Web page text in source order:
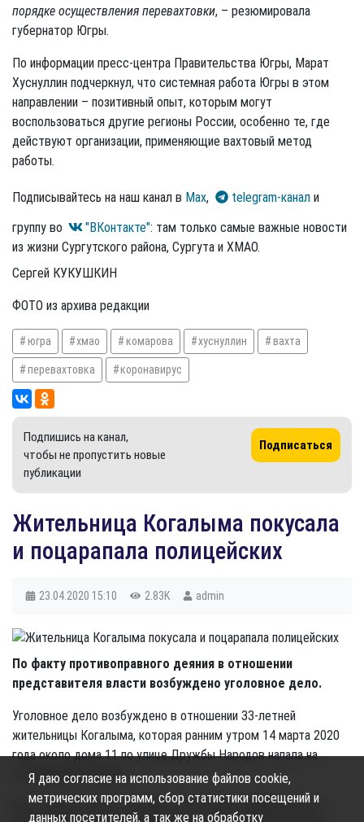
порядке осуществления перевахтовки, – резюмировала
губернатор Югры.
По информации пресс-центра Правительства Югры, Марат
Хуснуллин подчеркнул, что системная работа Югры в этом
направлении – позитивный опыт, которым могут
воспользоваться другие регионы России, особенно те, где
действуют организации, применяющие вахтовый метод
работы.
Подписывайтесь на наш канал в Max, telegram-канал и
группу во
"ВКонтакте": там только самые важные новости
из жизни Сургутского района, Сургута и ХМАО.
Сергей КУКУШКИН
ФОТО из архива редакции
югра хмао комарова хуснуллин вахта
перевахтовка коронавирус
Подпишись на канал,
чтобы не пропустить новые
публикации
Подписаться
Жительница Когалыма покусала
и поцарапала полицейских
23.04.2020 15:10 2.83K admin
По факту противоправного деяния в отношении
представителя власти возбуждено уголовное дело.
Уголовное дело возбуждено в отношении 33-летней
жительницы Когалыма, которая ранним утром 14 марта 2020
года около дома 11 по улице Дружбы Народов напала на
сотрудников полиции.
Как сообщает пресс-служба СУ СК РФ по ХМАО-Югре, по
Я даю согласие на использование файлов cookie,
метрических программ, сбор статистики посещений и
данных посетителей, а так же на обработку